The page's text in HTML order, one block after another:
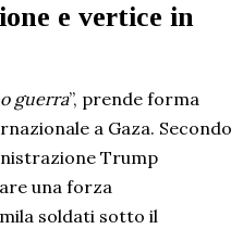
e vertice in
guerra”, prende forma
a Gaza. Secondo
Trump
una forza
soldati sotto il